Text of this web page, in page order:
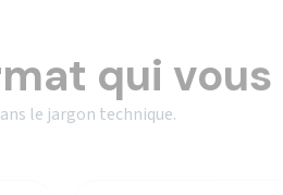
qui
le jargon technique.